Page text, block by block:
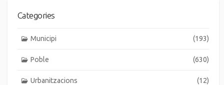
Categories
Municipi (193)
Poble (630)
Urbanitzacions (12)